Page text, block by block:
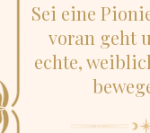
Sei eine
voran geht
echte,